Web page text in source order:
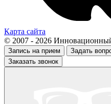
Карта сайта
© 2007 - 2026
Запись на прием Задать
Заказать звонок